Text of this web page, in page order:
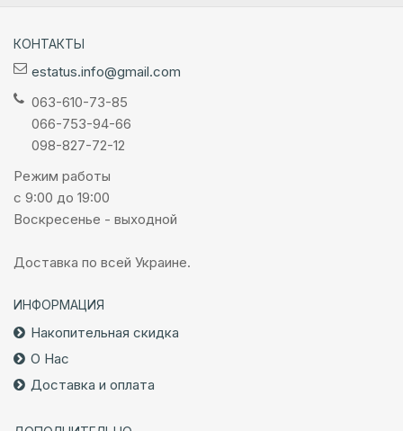
КОНТАКТЫ
estatus.info@gmail.com
063-610-73-85
066-753-94-66
098-827-72-12
Режим работы
с 9:00 до 19:00
Воскресенье - выходной
Доставка по всей Украине.
ИНФОРМАЦИЯ
Накопительная скидка
О Нас
Доставка и оплата